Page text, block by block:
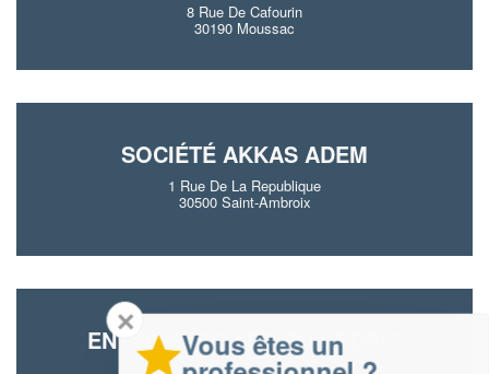
8 Rue De Cafourin
30190 Moussac
SOCIÉTÉ AKKAS ADEM
1 Rue De La Republique
30500 Saint-Ambroix
ENTREPRISE ATTARD CEDRIC
✕
Vous êtes un